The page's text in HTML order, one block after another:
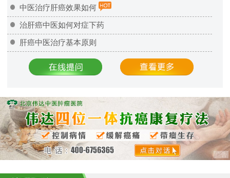
中医治疗肝癌效果如何
治肝癌中医如何对症下药
肝癌中医治疗基本原则